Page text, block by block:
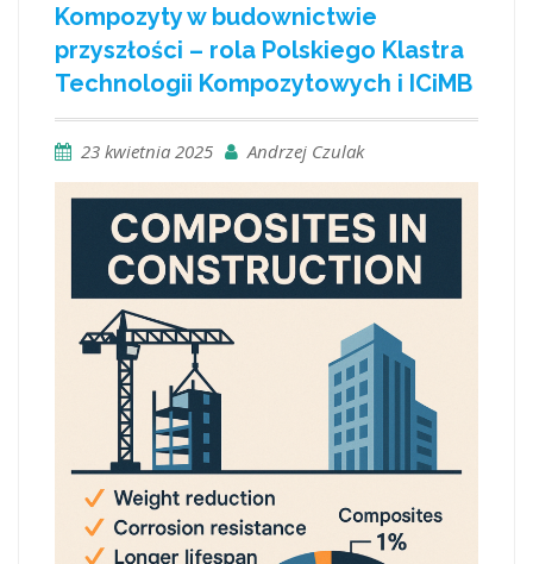
Kompozyty w budownictwie
przyszłości – rola Polskiego Klastra
Technologii Kompozytowych i ICiMB
23 kwietnia 2025 Andrzej Czulak